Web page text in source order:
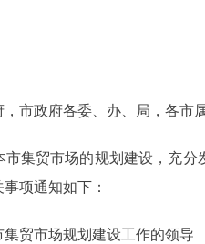
开
市政府各委、办、局，各市
集贸市场的规划建设，充分
项通知如下：
贸市场规划建设工作的领导